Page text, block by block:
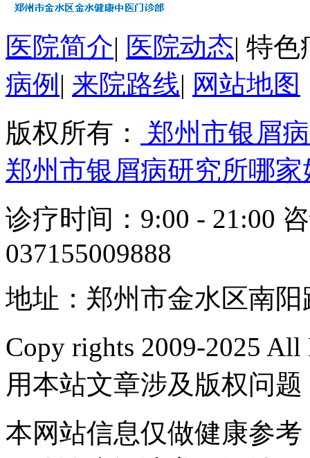
医院简介| 医院动态| 特色
病例 | 来院路线| 网站地图
版权所有：
郑州市银屑
郑州市银屑病研究所哪家
诊疗时间：9:00 - 21:00
037155009888
地址：郑州市金水区南阳
Copy rights 2009-2025
用本站文章涉及版权问
本网站信息仅做健康参